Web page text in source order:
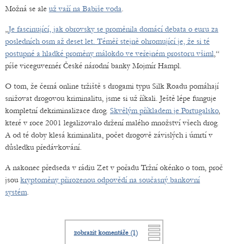
Možná se ale už vaří na Babiše voda.
„Je fascinující, jak obrovsky se proměnila domácí debata o euru za
posledních osm až deset let. Téměř stejně ohromující je, že si té
postupné a hladké proměny málokdo ve veřejném prostoru všiml,“
píše viceguvernér České národní banky Mojmír Hampl.
O tom, že černá online tržiště s drogami typu Silk Roadu pomáhají
snižovat drogovou kriminalitu, jsme si už říkali. Ještě lépe funguje
kompletní dekriminalizace drog. Skvělým příkladem je Portugalsko,
které v roce 2001 legalizovalo držení malého množství všech drog.
A od té doby klesá kriminalita, počet drogově závislých i úmrtí v
důsledku předávkování.
A nakonec předseda v rádiu Zet v pořadu Tržní okénko o tom, proč
jsou kryptoměny přirozenou odpovědí na současný bankovní
systém.
zobrazit komentáře (1)